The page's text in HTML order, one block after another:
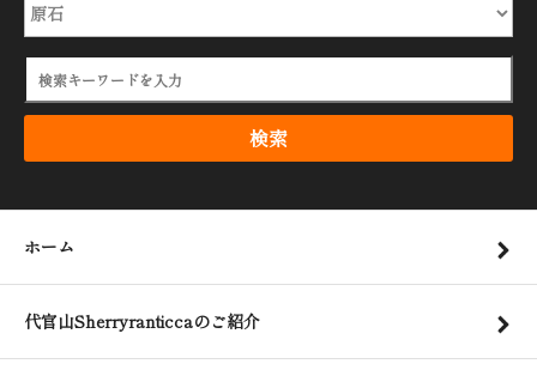
検索
ホーム
代官山Sherryranticcaのご紹介